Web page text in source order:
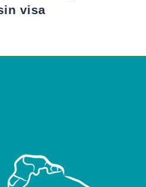
visa